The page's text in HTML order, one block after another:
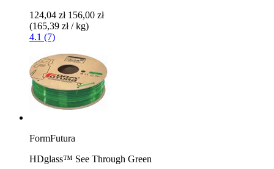
124,04 zł 156,00 zł
(165,39 zł / kg)
4.1 (7)
FormFutura
HDglass™ See Through Green